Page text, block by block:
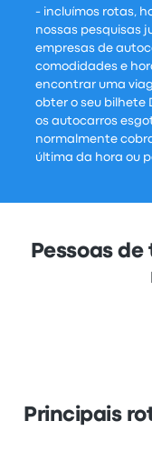
- incluímos rotas,
nossas pesquisas
empresas de
comodidades e
encontrar uma
obter o seu bilhete
os autocarros
normalmente
última da hora ou
Pessoas
Principais